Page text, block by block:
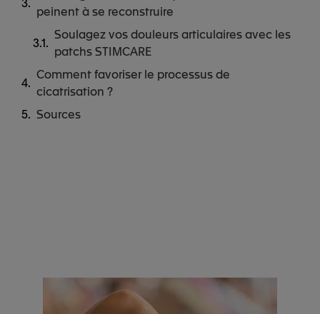
peinent à se reconstruire
Soulagez vos douleurs articulaires avec les
patchs STIMCARE
Comment favoriser le processus de
cicatrisation ?
Sources